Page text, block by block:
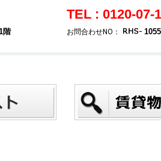
階
TEL : 0120-07-
お問合わせNO：